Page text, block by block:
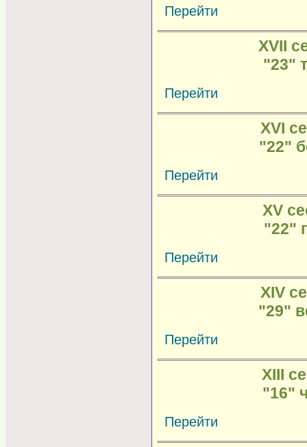
Перейти
XVII
"23"
Перейти
XVI
"22"
Перейти
XV
"22"
Перейти
XIV
"29"
Перейти
XIII
"16"
Перейти